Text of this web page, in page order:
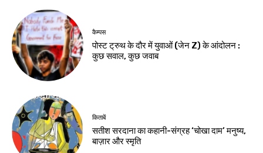
कैम्पस
पोस्ट ट्रुथ के दौर में युवाओं (जेन Z) के आंदोलन :
कुछ सवाल, कुछ जवाब
किताबें
सतीश सरदाना का कहानी-संग्रह ‘चोखा दाम’ मनुष्य,
बाज़ार और स्मृति